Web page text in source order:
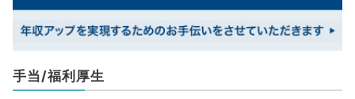
手当/福利厚生